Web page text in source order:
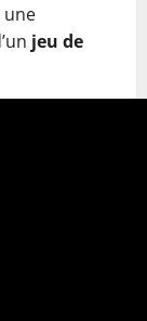
une
jeu de